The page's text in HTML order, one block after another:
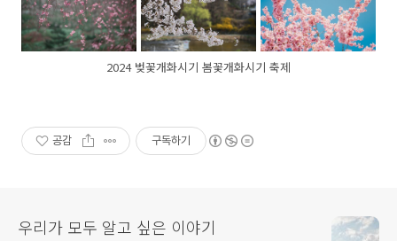
2024 벚꽃개화시기 봄꽃개화시기 축제
공감 구독하기
우리가 모두 알고 싶은 이야기